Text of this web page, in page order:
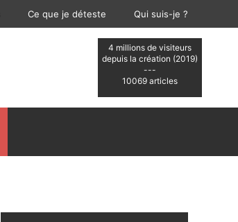
Ce que je déteste Qui suis-je ?
4 millions de visiteurs
depuis la création (2019)
---
10069 articles